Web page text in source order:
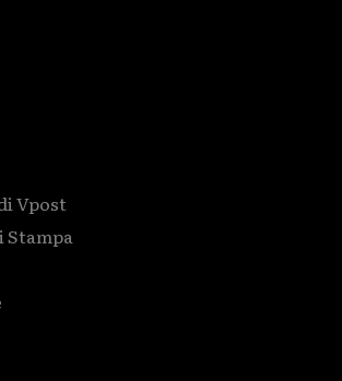
Vpost
Stampa